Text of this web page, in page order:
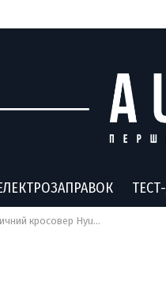
Casper отримав позашляхову версію